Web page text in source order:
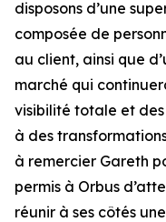
disposons d’une
composée de
au client, ainsi que
marché qui
visibilité totale et
à des
à remercier Gareth
permis à Orbus
réunir à ses côtés